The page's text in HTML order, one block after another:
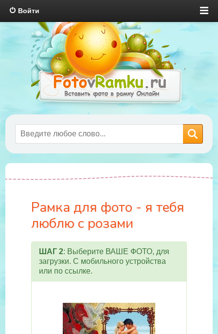
Войти
Рамка для фото - я тебя
люблю с розами
ШАГ 2: Выберите ВАШЕ ФОТО, для
загрузки. С мобильного устройства
или по ссылке.